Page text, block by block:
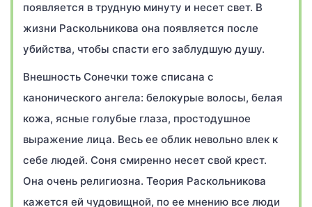
появляется в трудную минуту и несет свет. В
жизни Раскольникова она появляется после
убийства, чтобы спасти его заблудшую душу.
Внешность Сонечки тоже списана с
канонического ангела: белокурые волосы, белая
кожа, ясные голубые глаза, простодушное
выражение лица. Весь ее облик невольно влек к
себе людей. Соня смиренно несет свой крест.
Она очень религиозна. Теория Раскольникова
кажется ей чудовищной, по ее мнению все люди